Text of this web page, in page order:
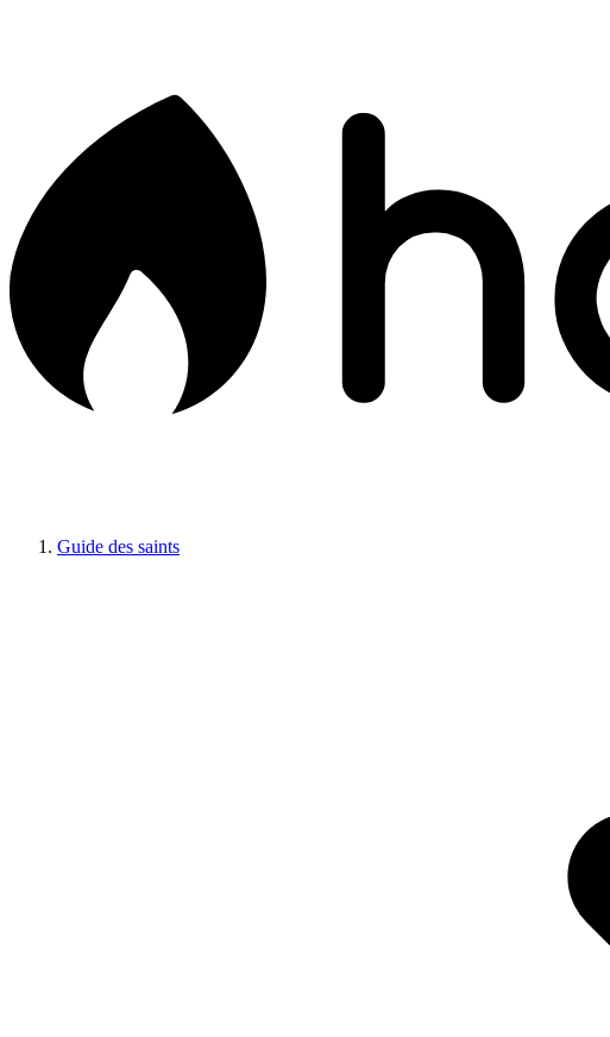
Guide des saints